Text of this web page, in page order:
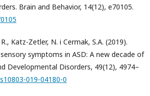
Brain and Behavior, 14(12), e70105.
Katz-Zetler, N. i Cermak, S.A. (2019).
symptoms in ASD: A new decade of
Developmental Disorders, 49(12), 4974–
019-04180-0